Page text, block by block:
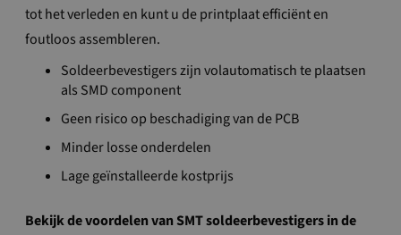
tot het verleden en kunt u de printplaat efficiënt en
foutloos assembleren.
Soldeerbevestigers zijn volautomatisch te plaatsen
als SMD component
Geen risico op beschadiging van de PCB
Minder losse onderdelen
Lage geïnstalleerde kostprijs
Bekijk de voordelen van SMT soldeerbevestigers in de